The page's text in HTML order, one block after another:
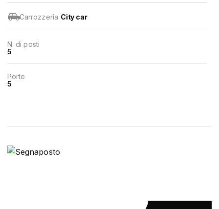
Carrozzeria City car
N. di posti
5
Porte
5